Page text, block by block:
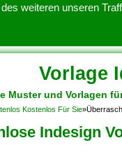
weiteren unseren
Vorlage
KONTAKT
Muster und Vorlagen
Kostenlos Für Sie»
Indesign